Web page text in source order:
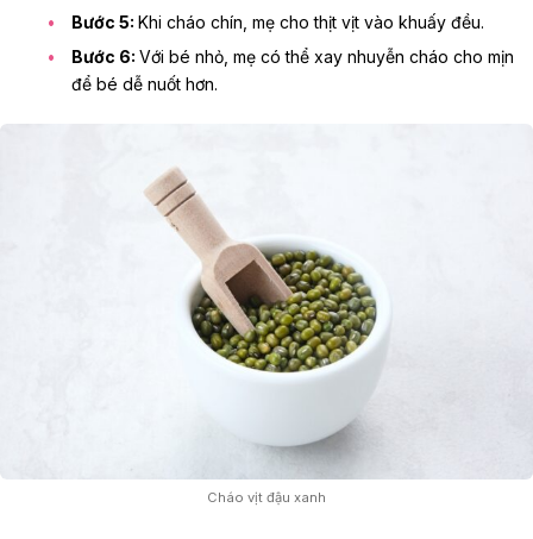
Bước 5: Khi cháo chín, mẹ cho thịt vịt vào khuấy đều.
Bước 6: Với bé nhỏ, mẹ có thể xay nhuyễn cháo cho mịn
để bé dễ nuốt hơn.
Cháo vịt đậu xanh